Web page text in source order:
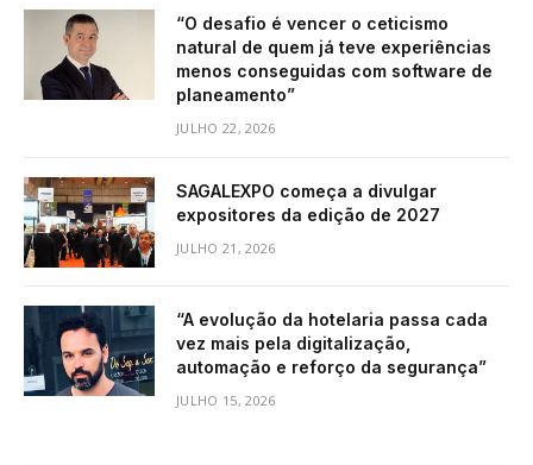
“O desafio é vencer o ceticismo
natural de quem já teve experiências
menos conseguidas com software de
planeamento”
JULHO 22, 2026
SAGALEXPO começa a divulgar
expositores da edição de 2027
JULHO 21, 2026
“A evolução da hotelaria passa cada
vez mais pela digitalização,
automação e reforço da segurança”
JULHO 15, 2026